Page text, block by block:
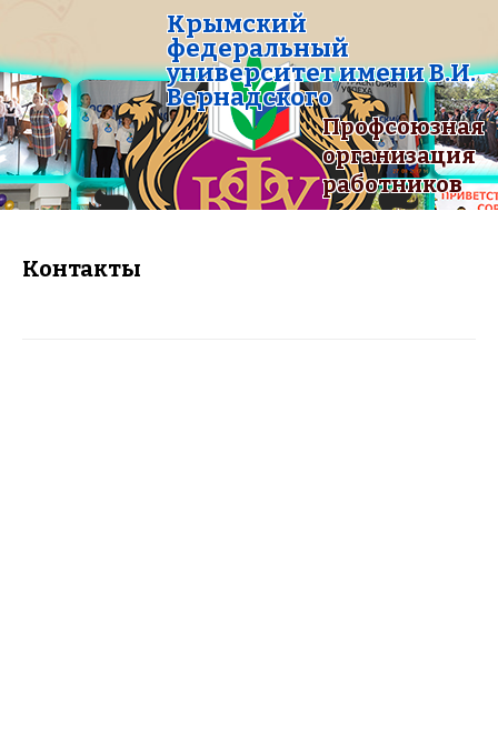
Крымский
федеральный
университет имени В.И.
Вернадского
Профсоюзная
организация
работников
Контакты